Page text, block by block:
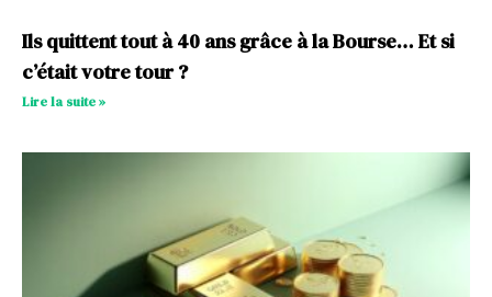
Ils quittent tout à 40 ans grâce à la Bourse… Et si
c’était votre tour ?
Lire la suite »